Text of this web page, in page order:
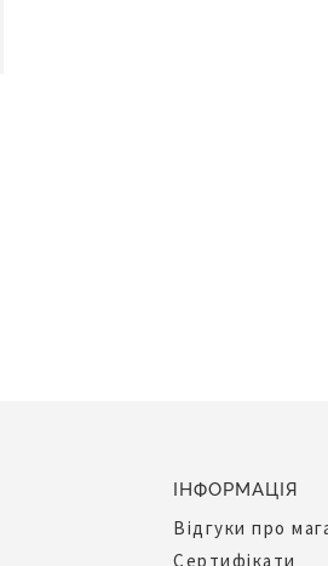
ІНФОРМАЦІЯ
Відгуки про
Сертифікати